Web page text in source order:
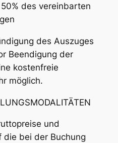
des vereinbarten
des Auszuges
Beendigung der
kostenfreie
möglich.
und
die bei der Buchung